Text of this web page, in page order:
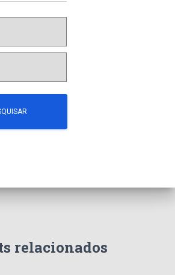
relacionados